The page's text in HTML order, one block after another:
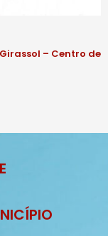
– Centro de